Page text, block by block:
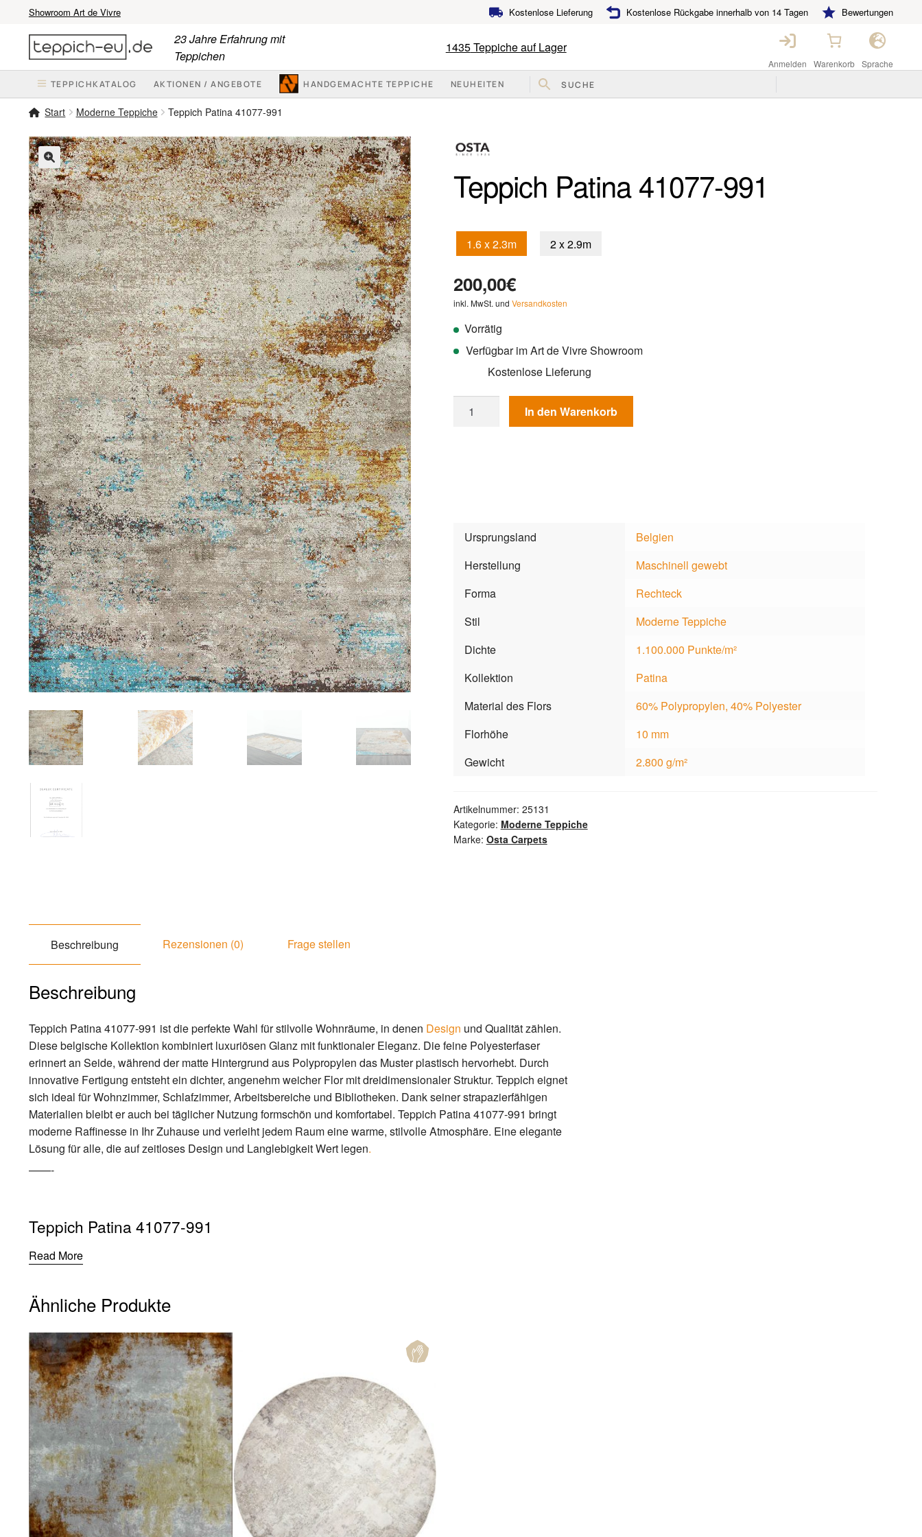
Showroom Art de Vivre Kostenlose Lieferung Kostenlose Rückgabe innerhalb von 14 Tagen Bewertungen
Zur
Navigation
springen
Zum
Inhalt
springen
23 Jahre Erfahrung mit
Teppichen
1435Teppiche auf Lager
Anmelden Warenkorb Sprache
TEPPICHKATALOG
AKTIONEN / ANGEBOTE HANDGEMACHTE TEPPICHE NEUHEITEN
Start Moderne Teppiche Teppich Patina 41077-991
🔍 Teppich Patina 41077-991
1.6 x 2.3m 2 x 2.9m
200,00€
inkl. MwSt. und Versandkosten
Vorrätig
Verfügbar im Art de Vivre Showroom
Kostenlose Lieferung
Patina
In den Warenkorb
Ursprungsland
Belgien
Herstellung
Maschinell gewebt
Forma
Rechteck
Stil
Moderne Teppiche
Dichte
1.100.000 Punkte/m²
Kollektion
Patina
Material des Flors
60% Polypropylen, 40% Polyester
Florhöhe
10 mm
Gewicht
2.800 g/m²
Artikelnummer: 25131
Kategorie: Moderne Teppiche
Marke: Osta Carpets
Beschreibung Rezensionen (0) Frage stellen
Beschreibung
Teppich Patina 41077-991 ist die perfekte Wahl für stilvolle Wohnräume, in denen Design und Qualität zählen.
Diese belgische Kollektion kombiniert luxuriösen Glanz mit funktionaler Eleganz. Die feine Polyesterfaser
erinnert an Seide, während der matte Hintergrund aus Polypropylen das Muster plastisch hervorhebt. Durch
innovative Fertigung entsteht ein dichter, angenehm weicher Flor mit dreidimensionaler Struktur. Teppich eignet
sich ideal für Wohnzimmer, Schlafzimmer, Arbeitsbereiche und Bibliotheken. Dank seiner strapazierfähigen
Materialien bleibt er auch bei täglicher Nutzung formschön und komfortabel. Teppich Patina 41077-991 bringt
moderne Raffinesse in Ihr Zuhause und verleiht jedem Raum eine warme, stilvolle Atmosphäre. Eine elegante
Lösung für alle, die auf zeitloses Design und Langlebigkeit Wert legen.
——-
Teppich Patina 41077-991
Read More
Ähnliche Produkte